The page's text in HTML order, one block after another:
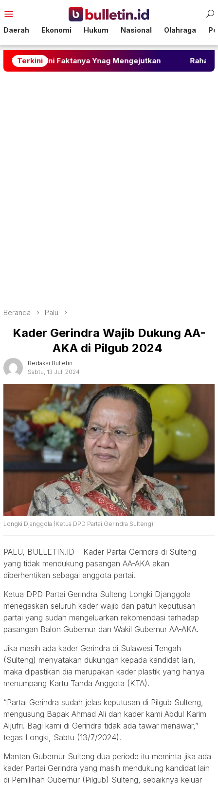
ke
Mobile
Daerah Ekonomi Hukum Nasional Olahraga
Terkini
Faktanya Ynag Mengejutkan Rahasia Soto Ayam
Beranda Palu
Kader Gerindra Wajib Dukung AA-
AKA di Pilgub 2024
Redaksi Bulletin
Sabtu, 13 Juli 2024
Longki Djanggola (Ketua DPD Partai Gerindra Sulteng)
PALU, BULLETIN.ID – Kader Partai Gerindra di Sulteng
yang tidak mendukung pasangan AA-AKA akan
diberhentikan sebagai anggota partai.
Ketua DPD Partai Gerindra Sulteng Longki Djanggola
menegaskan seluruh kader wajib dan patuh keputusan
partai yang sudah mengeluarkan rekomendasi terhadap
pasangan Balon Gubernur dan Wakil Gubernur AA-AKA.
Jika masih ada kader Gerindra di Sulawesi Tengah
(Sulteng) menyatakan dukungan kepada kandidat lain,
maka dipastikan dia merupakan kader plastik yang hanya
menumpang Kartu Tanda Anggota (KTA).
“Partai Gerindra sudah jelas keputusan di Pilgub Sulteng,
mengusung Bapak Ahmad Ali dan kader kami Abdul Karim
Aljufri. Bagi kami di Gerindra tidak ada tawar menawar,”
tegas Longki, Sabtu (13/7/2024).
Mantan Gubernur Sulteng dua periode itu meminta jika ada
kader Partai Gerindra yang masih mendukung kandidat lain
di Pemilihan Gubernur (Pilgub) Sulteng, sebaiknya keluar